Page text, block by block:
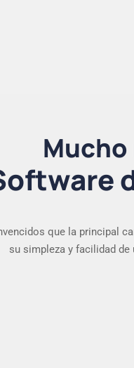
Mucho
que la principal
su simpleza y facilidad